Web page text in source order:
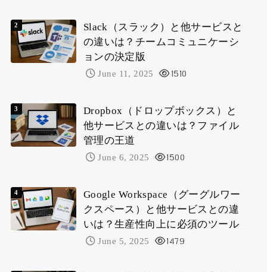
Slack（スラック）と他サービスと
の違いは？チームコミュニケーシ
ョンの決定版
June 11, 2025 1510
Dropbox（ドロップボックス）と
他サービスとの違いは？ファイル
管理の王道
June 6, 2025 1500
Google Workspace（グーグルワー
クスペース）と他サービスとの違
いは？生産性向上に必須のツール
June 5, 2025 1479